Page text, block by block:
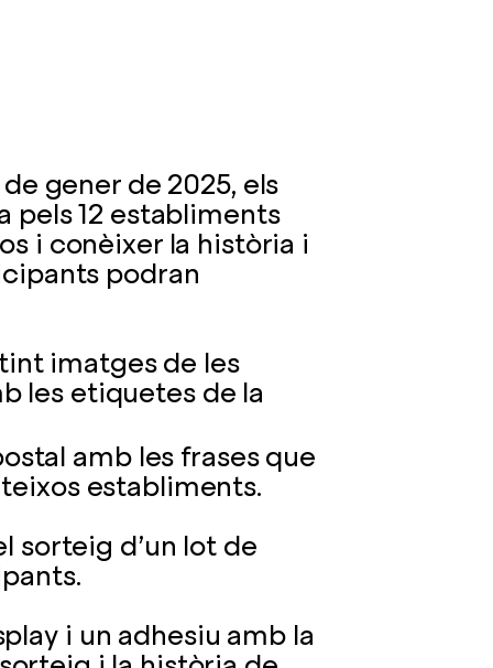
gener de 2025, els
pels 12 establiments
i conèixer la història i
podran
imatges de les
les etiquetes de la
amb les frases que
establiments.
sorteig d’un lot de
i un adhesiu amb la